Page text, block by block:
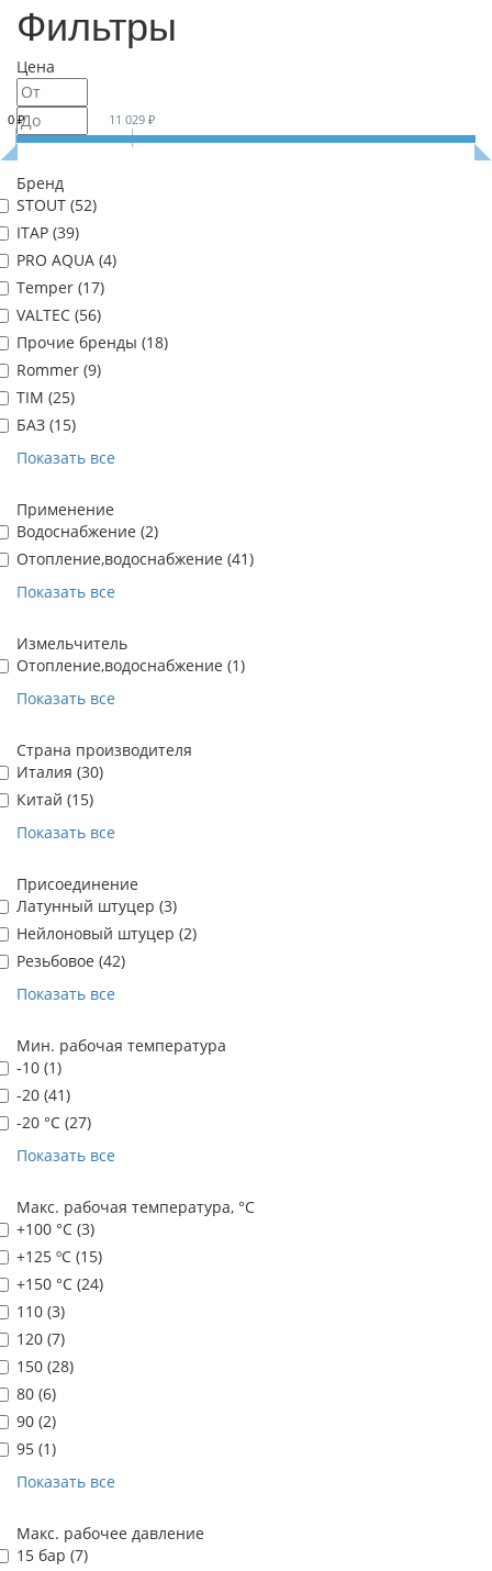
Фильтры
Цена
0 ₽ 11 029 ₽
Бренд
STOUT (52)
ITAP (39)
PRO AQUA (4)
Temper (17)
VALTEC (56)
Прочие бренды (18)
Rommer (9)
TIM (25)
БАЗ (15)
Показать все
Применение
Водоснабжение (2)
Отопление,водоснабжение (41)
Показать все
Измельчитель
Отопление,водоснабжение (1)
Показать все
Страна производителя
Италия (30)
Китай (15)
Показать все
Присоединение
Латунный штуцер (3)
Нейлоновый штуцер (2)
Резьбовое (42)
Показать все
Мин. рабочая температура
-10 (1)
-20 (41)
-20 °С (27)
Показать все
Макс. рабочая температура, °C
+100 °С (3)
+125 ºС (15)
+150 °С (24)
110 (3)
120 (7)
150 (28)
80 (6)
90 (2)
95 (1)
Показать все
Макс. рабочее давление
15 бар (7)